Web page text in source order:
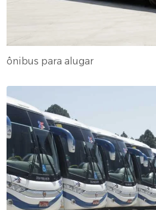
ônibus para alugar